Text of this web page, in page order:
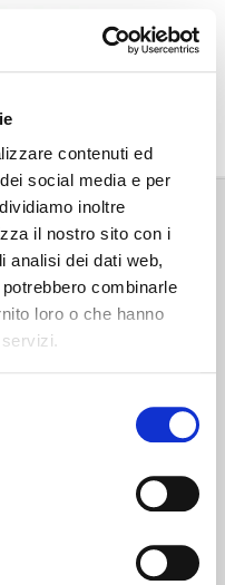
contenuti ed
social media e per
inoltre
il nostro sito con i
analisi dei dati web,
combinarle
loro o che hanno